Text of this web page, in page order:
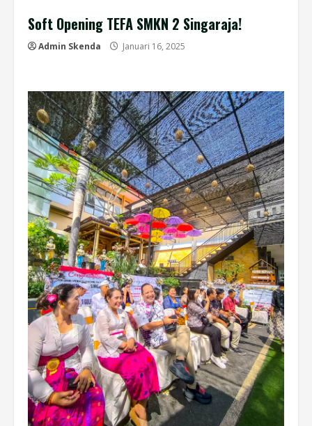
Soft Opening TEFA SMKN 2 Singaraja!
Admin Skenda Januari 16, 2025